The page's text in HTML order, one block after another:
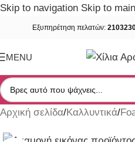
Skip to navigation Skip to
Εξυπηρέτηση πελατών:
MENU
Αρχική σελίδα/Καλλυντικά/